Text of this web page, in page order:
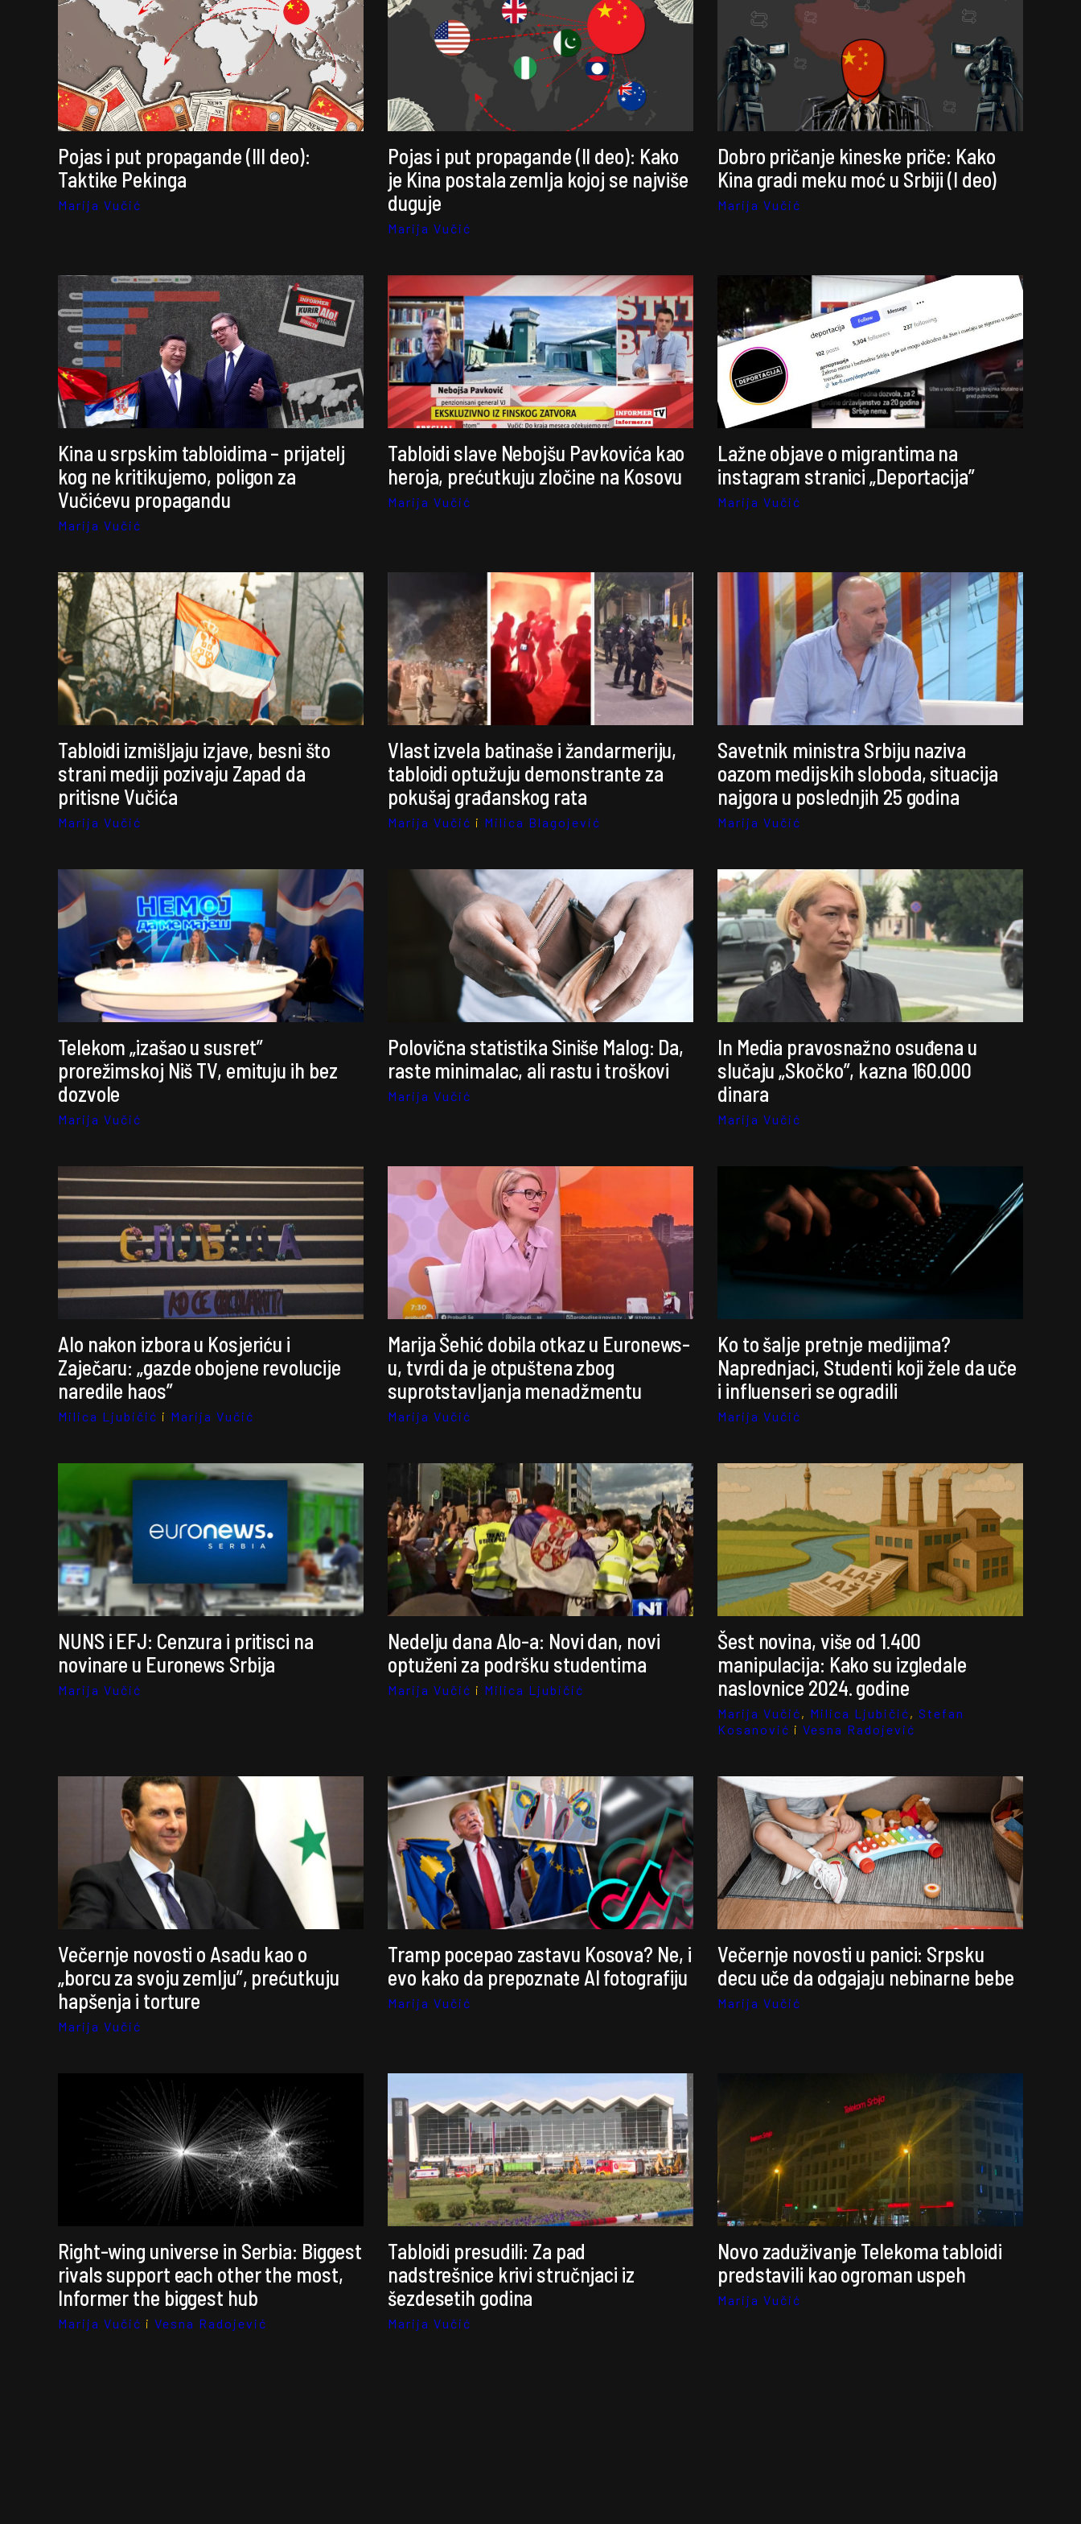
Pojas i put propagande (III deo):
Taktike Pekinga
Marija Vučić
Pojas i put propagande (II deo): Kako
je Kina postala zemlja kojoj se najviše
duguje
Marija Vučić
Dobro pričanje kineske priče: Kako
Kina gradi meku moć u Srbiji (I deo)
Marija Vučić
Kina u srpskim tabloidima – prijatelj
kog ne kritikujemo, poligon za
Vučićevu propagandu
Marija Vučić
Tabloidi slave Nebojšu Pavkovića kao
heroja, prećutkuju zločine na Kosovu
Marija Vučić
Lažne objave o migrantima na
instagram stranici „Deportacija”
Marija Vučić
Tabloidi izmišljaju izjave, besni što
strani mediji pozivaju Zapad da
pritisne Vučića
Marija Vučić
Vlast izvela batinaše i žandarmeriju,
tabloidi optužuju demonstrante za
pokušaj građanskog rata
Marija Vučić i Milica Blagojević
Savetnik ministra Srbiju naziva
oazom medijskih sloboda, situacija
najgora u poslednjih 25 godina
Marija Vučić
Telekom „izašao u susret”
prorežimskoj Niš TV, emituju ih bez
dozvole
Marija Vučić
Polovična statistika Siniše Malog: Da,
raste minimalac, ali rastu i troškovi
Marija Vučić
In Media pravosnažno osuđena u
slučaju „Skočko”, kazna 160.000
dinara
Marija Vučić
Alo nakon izbora u Kosjeriću i
Zaječaru: „gazde obojene revolucije
naredile haos”
Milica Ljubičić i Marija Vučić
Marija Šehić dobila otkaz u Euronews-
u, tvrdi da je otpuštena zbog
suprotstavljanja menadžmentu
Marija Vučić
Ko to šalje pretnje medijima?
Naprednjaci, Studenti koji žele da uče
i influenseri se ogradili
Marija Vučić
NUNS i EFJ: Cenzura i pritisci na
novinare u Euronews Srbija
Marija Vučić
Nedelju dana Alo-a: Novi dan, novi
optuženi za podršku studentima
Marija Vučić i Milica Ljubičić
Šest novina, više od 1.400
manipulacija: Kako su izgledale
naslovnice 2024. godine
Marija Vučić, Milica Ljubičić, Stefan
Kosanović i Vesna Radojević
Večernje novosti o Asadu kao o
„borcu za svoju zemlju”, prećutkuju
hapšenja i torture
Marija Vučić
Tramp pocepao zastavu Kosova? Ne, i
evo kako da prepoznate AI fotografiju
Marija Vučić
Večernje novosti u panici: Srpsku
decu uče da odgajaju nebinarne bebe
Marija Vučić
Right-wing universe in Serbia: Biggest
rivals support each other the most,
Informer the biggest hub
Marija Vučić i Vesna Radojević
Tabloidi presudili: Za pad
nadstrešnice krivi stručnjaci iz
šezdesetih godina
Marija Vučić
Novo zaduživanje Telekoma tabloidi
predstavili kao ogroman uspeh
Marija Vučić